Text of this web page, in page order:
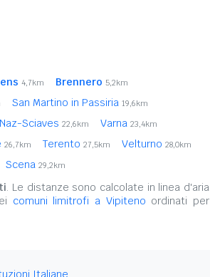
4,7km Brennero 5,2km
San Martino in Passiria 19,6km
Naz-Sciaves 22,6km Varna 23,4km
26,7km Terento 27,5km Velturno 28,0km
Scena 29,2km
. Le distanze sono calcolate in linea d'aria
comuni limitrofi a Vipiteno ordinati per
Italiane